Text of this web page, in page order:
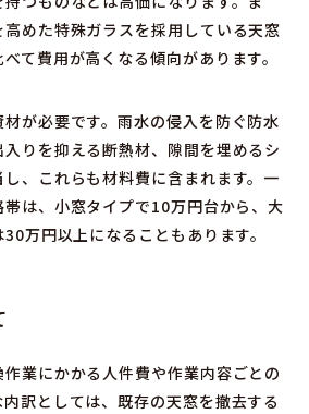
めた特殊ガラスを採用している天窓
て費用が高くなる傾向があります。
が必要です。雨水の侵入を防ぐ防水
りを抑える断熱材、隙間を埋めるシ
、これらも材料費に含まれます。一
は、小窓タイプで10万円台から、大
万円以上になることもあります。
業にかかる人件費や作業内容ごとの
訳としては、既存の天窓を撤去する